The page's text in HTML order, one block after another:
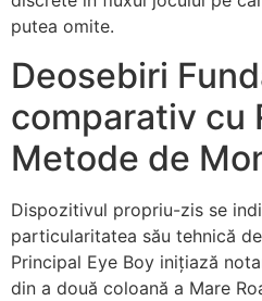
putea omite.
Deosebiri
comparativ cu
Metode de
Dispozitivul propriu-zis se
particularitatea său tehnică
Principal Eye Boy inițiază
din a două coloană a Mare